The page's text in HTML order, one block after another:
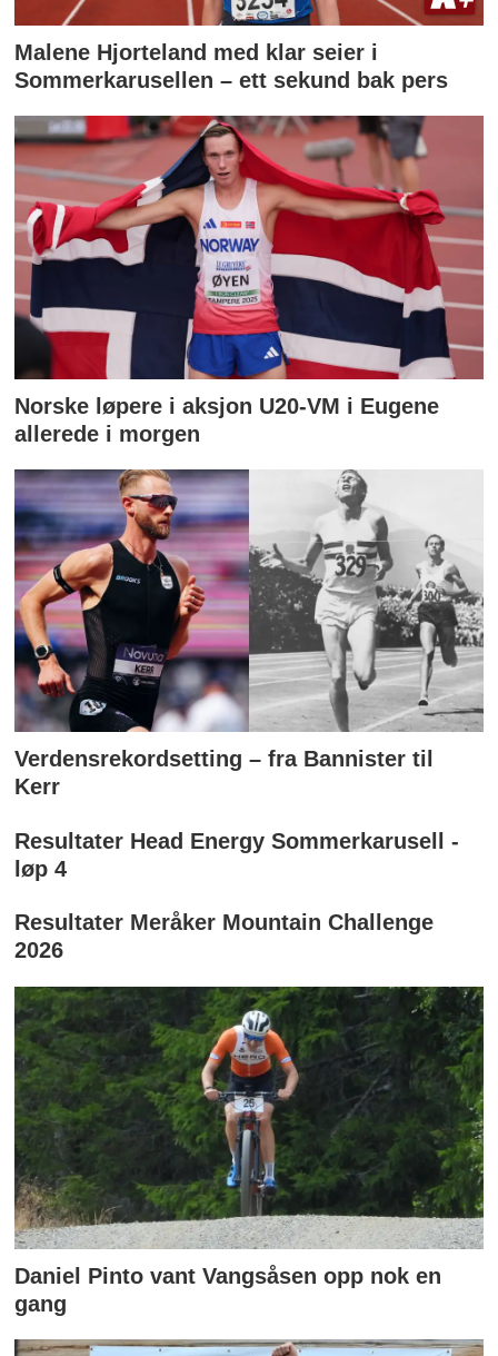
Malene Hjorteland med klar seier i
Sommerkarusellen – ett sekund bak pers
Norske løpere i aksjon U20-VM i Eugene
allerede i morgen
Verdensrekordsetting – fra Bannister til
Kerr
Resultater Head Energy Sommerkarusell -
løp 4
Resultater Meråker Mountain Challenge
2026
Daniel Pinto vant Vangsåsen opp nok en
gang